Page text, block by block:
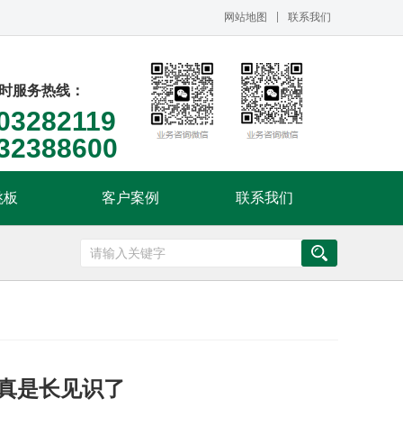
网站地图 联系我们
服务热线：
客户案例 联系我们
是长见识了